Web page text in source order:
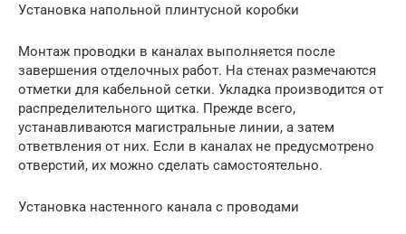
Установка напольной плинтусной коробки
Монтаж проводки в каналах выполняется после
завершения отделочных работ. На стенах размечаются
отметки для кабельной сетки. Укладка производится от
распределительного щитка. Прежде всего,
устанавливаются магистральные линии, а затем
ответвления от них. Если в каналах не предусмотрено
отверстий, их можно сделать самостоятельно.
Установка настенного канала с проводами